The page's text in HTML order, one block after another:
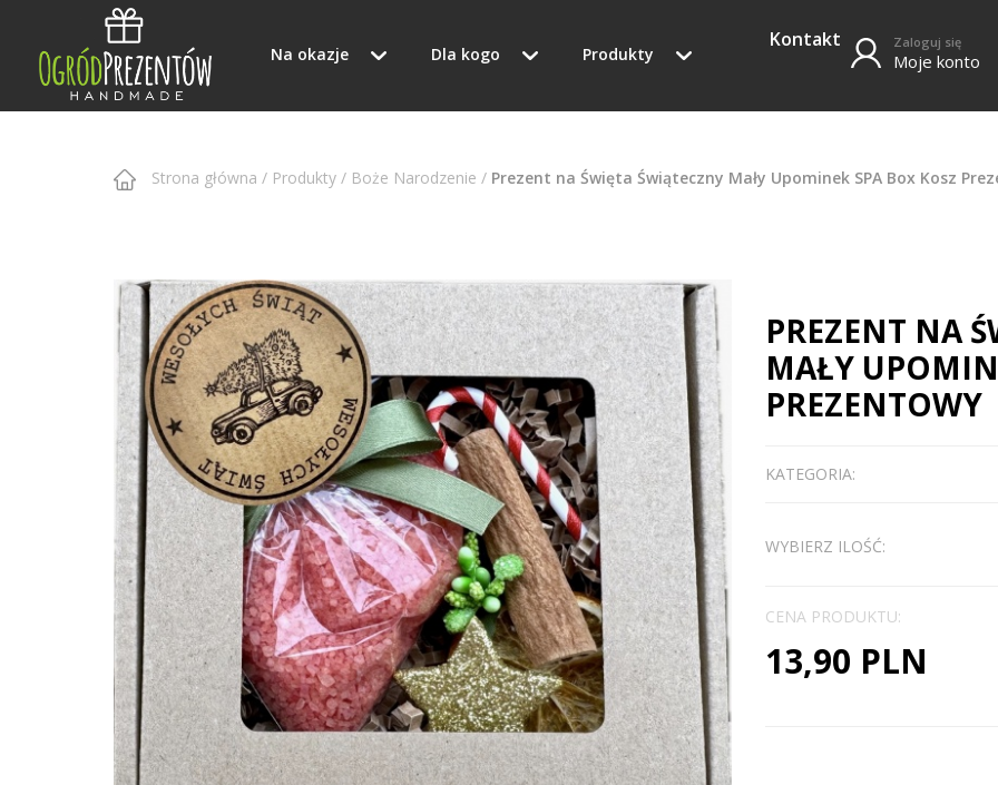
Na okazje Dla kogo Produkty
Kontakt Zaloguj się
Moje konto
Strona główna / Produkty / Boże Narodzenie / Prezent na Święta Świąteczny Mały Upominek SPA Box Kosz
PREZENT NA
MAŁY
PREZENTOWY
KATEGORIA:
WYBIERZ ILOŚĆ:
CENA PRODUKTU:
13,90 PLN